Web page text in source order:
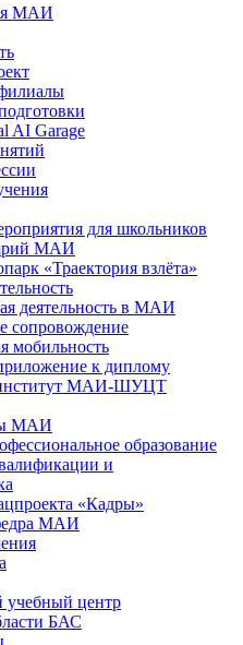
МАИ
AI Garage
для школьников
МАИ
«Траектория взлёта»
деятельность в МАИ
сопровождение
мобильность
к диплому
МАИ-ШУЦТ
МАИ
образование
и
«Кадры»
МАИ
центр
БАС